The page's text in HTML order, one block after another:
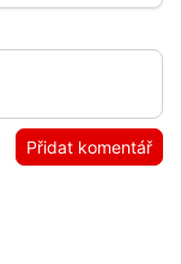
Přidat komentář